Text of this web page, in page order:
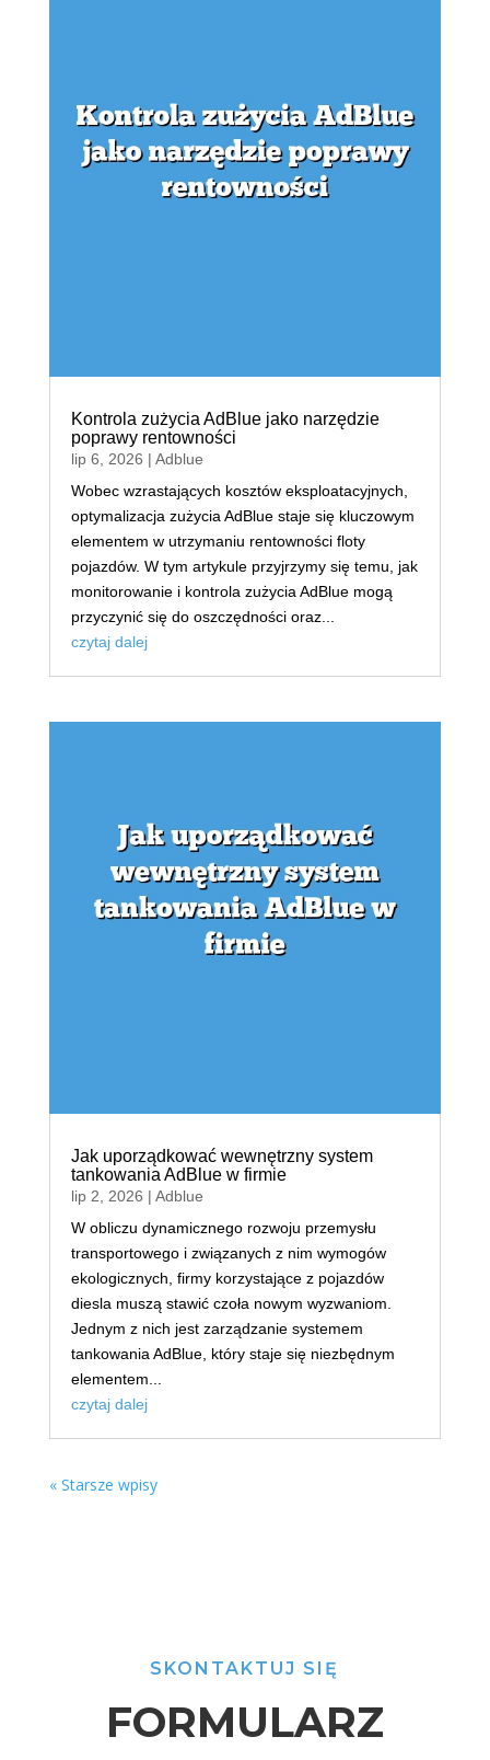
Kontrola zużycia AdBlue jako narzędzie
poprawy rentowności
lip 6, 2026 | Adblue
Wobec wzrastających kosztów eksploatacyjnych,
optymalizacja zużycia AdBlue staje się kluczowym
elementem w utrzymaniu rentowności floty
pojazdów. W tym artykule przyjrzymy się temu, jak
monitorowanie i kontrola zużycia AdBlue mogą
przyczynić się do oszczędności oraz...
czytaj dalej
Jak uporządkować wewnętrzny system
tankowania AdBlue w firmie
lip 2, 2026 | Adblue
W obliczu dynamicznego rozwoju przemysłu
transportowego i związanych z nim wymogów
ekologicznych, firmy korzystające z pojazdów
diesla muszą stawić czoła nowym wyzwaniom.
Jednym z nich jest zarządzanie systemem
tankowania AdBlue, który staje się niezbędnym
elementem...
czytaj dalej
« Starsze wpisy
SKONTAKTUJ SIĘ
FORMULARZ